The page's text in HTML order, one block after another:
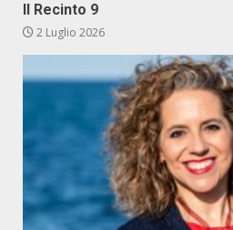
Il Recinto 9
2 Luglio 2026